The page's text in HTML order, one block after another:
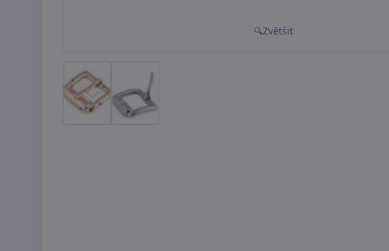
Zvětšit